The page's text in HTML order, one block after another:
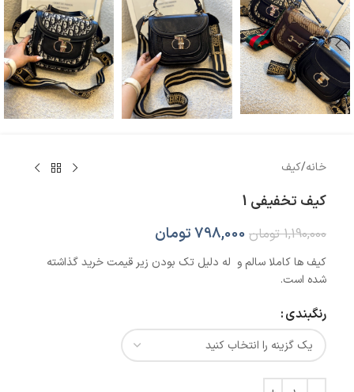
خانه/کیف
کیف تخفیفی 1
1,190,000 تومان 798,000تومان
کیف ها کاملا سالم و له دلیل تک بودن زیر قیمت خرید گذاشته
شده است.
رنگبندی